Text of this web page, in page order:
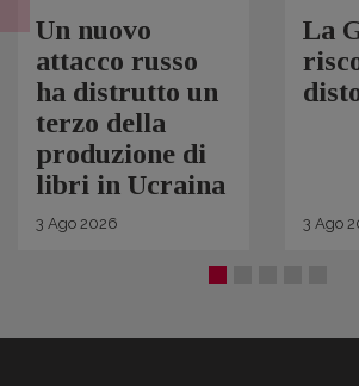
Un nuovo
attacco russo
ha distrutto un
terzo della
produzione di
libri in Ucraina
3 Ago 2026
La
3 Ago